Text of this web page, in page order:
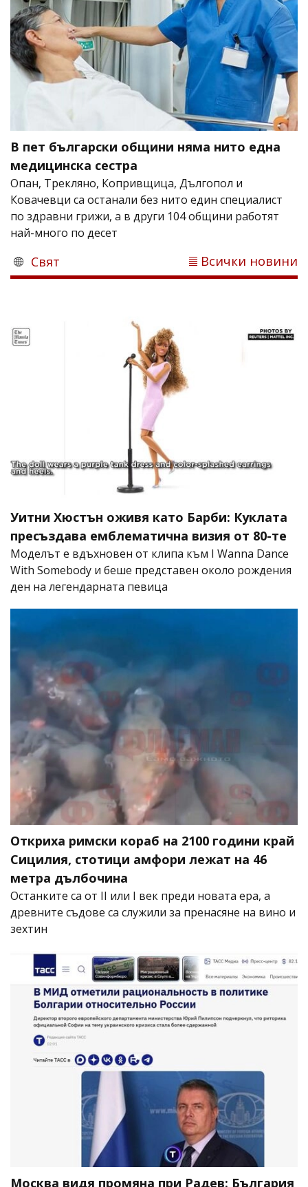
В пет български общини няма нито една
медицинска сестра
Опан, Трекляно, Копривщица, Дългопол и
Ковачевци са останали без нито един специалист
по здравни грижи, а в други 104 общини работят
най-много по десет
Свят Всички новини
Уитни Хюстън оживя като Барби: Куклата
пресъздава емблематична визия от 80-те
Моделът е вдъхновен от клипа към I Wanna Dance
With Somebody и беше представен около рождения
ден на легендарната певица
Откриха римски кораб на 2100 години край
Сицилия, стотици амфори лежат на 46
метра дълбочина
Останките са от II или I век преди новата ера, а
древните съдове са служили за пренасяне на вино и
зехтин
Москва видя промяна при Радев: България